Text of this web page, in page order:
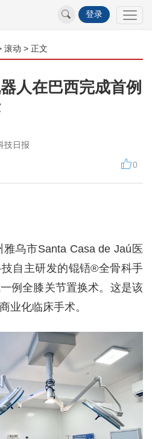
登录
滚动 > 正文
人在巴西完成首例
技日报
0
乌市Santa Casa de Jaú医
自主研发的锟铻®全骨科手
例全膝关节置换术。这是该
业化临床手术。